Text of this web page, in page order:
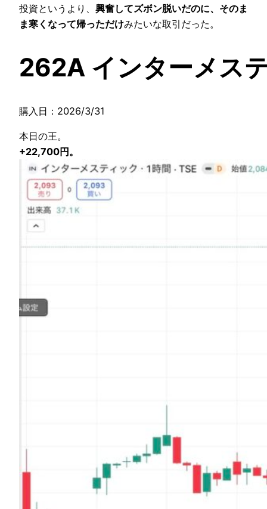
投資というより、 興奮してズボン脱いだのに、そのま
ま寒くなって帰っただけみたいな取引だった。
262A インターメス
購入日：2026/3/31
本日の王。
+22,700円。